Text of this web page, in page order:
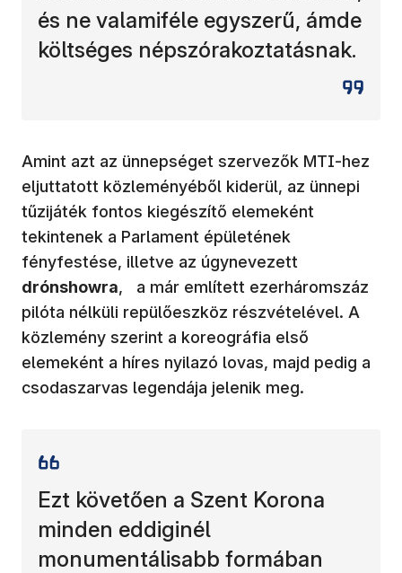
és ne valamiféle egyszerű, ámde
költséges népszórakoztatásnak.
Amint azt az ünnepséget szervezők MTI-hez
eljuttatott közleményéből kiderül, az ünnepi
tűzijáték fontos kiegészítő elemeként
tekintenek a Parlament épületének
fényfestése, illetve az úgynevezett
drónshowra, a már említett ezerháromszáz
pilóta nélküli repülőeszköz részvételével. A
közlemény szerint a koreográfia első
elemeként a híres nyilazó lovas, majd pedig a
csodaszarvas legendája jelenik meg.
Ezt követően a Szent Korona
minden eddiginél
monumentálisabb formában